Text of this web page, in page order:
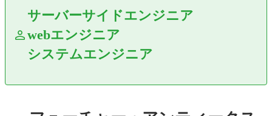
サーバーサイドエンジニア
webエンジニア
システムエンジニア